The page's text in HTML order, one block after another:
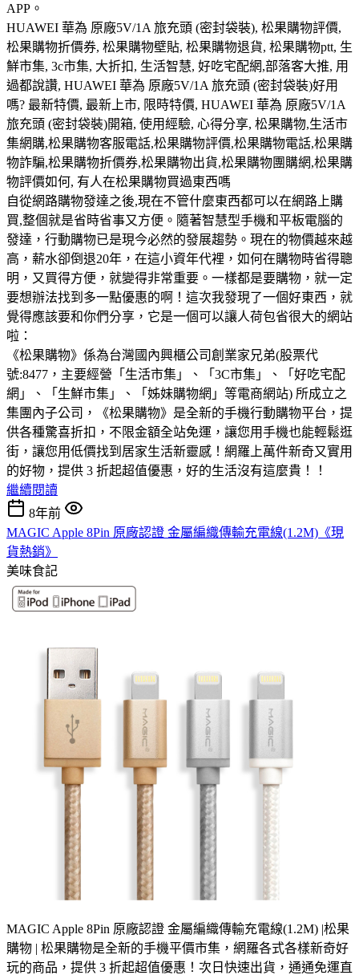
APP。
HUAWEI 華為 原廠5V/1A 旅充頭 (密封袋裝), 松果購物評價,
松果購物折價券, 松果購物壁貼, 松果購物退貨, 松果購物ptt, 生
鮮市集, 3c市集, 大折扣, 生活智慧, 好吃宅配網,部落客大推, 用
過都說讚, HUAWEI 華為 原廠5V/1A 旅充頭 (密封袋裝)好用
嗎? 最新特價, 最新上市, 限時特價, HUAWEI 華為 原廠5V/1A
旅充頭 (密封袋裝)開箱, 使用經驗, 心得分享, 松果購物,生活市
集網購,松果購物客服電話,松果購物評價,松果購物電話,松果購
物詐騙,松果購物折價券,松果購物出貨,松果購物團購網,松果購
物評價如何, 有人在松果購物買過東西嗎
自從網路購物發達之後,現在不管什麼東西都可以在網路上購
買,整個就是省時省事又方便。隨著智慧型手機和平板電腦的
發達，行動購物已是現今必然的發展趨勢。現在的物價越來越
高，薪水卻倒退20年，在這小資年代裡，如何在購物時省得聰
明，又買得方便，就變得非常重要。一樣都是要購物，就一定
要想辦法找到多一點優惠的啊！這次我發現了一個好東西，就
覺得應該要和你們分享，它是一個可以讓人荷包省很大的網站
啦：
《松果購物》係為台灣國內興櫃公司創業家兄弟(股票代
號:8477，主要經營「生活市集」、「3C市集」、「好吃宅配
網」、「生鮮市集」、「姊妹購物網」等電商網站) 所成立之
集團內子公司，《松果購物》是全新的手機行動購物平台，提
供各種驚喜折扣，不限金額全站免運，讓您用手機也能輕鬆逛
街，讓您用低價找到居家生活新靈感！網羅上萬件新奇又實用
的好物，提供 3 折起超值優惠，好的生活沒有這麼貴！！
繼續閱讀
8年前
MAGIC Apple 8Pin 原廠認證 金屬編織傳輸充電線(1.2M)《現
貨熱銷》
美味食記
MAGIC Apple 8Pin 原廠認證 金屬編織傳輸充電線(1.2M) |松果
購物 | 松果購物是全新的手機平價市集，網羅各式各樣新奇好
玩的商品，提供 3 折起超值優惠！次日快速出貨，通通免運直